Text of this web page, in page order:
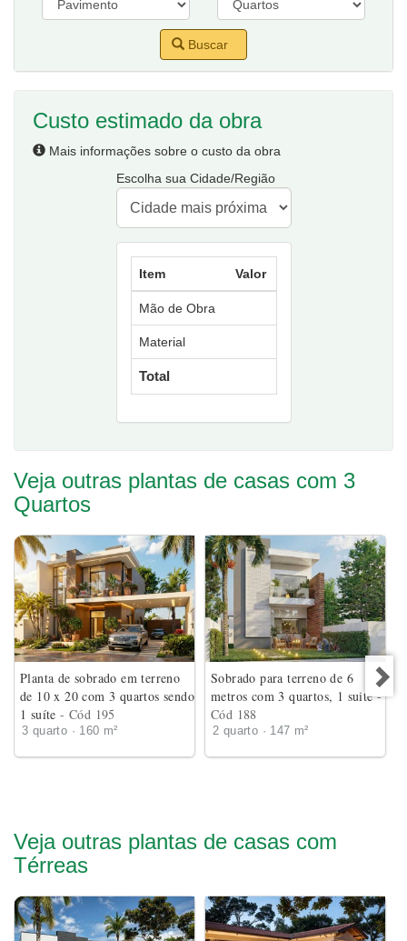
Buscar
Custo estimado da obra
Mais informações sobre o custo da obra
Escolha sua Cidade/Região
Item Valor
Mão de Obra
Material
Total
Veja outras plantas de casas com 3
Quartos
Planta de sobrado em terreno
de 10 x 20 com 3 quartos sendo
1 suíte- Cód 195
3 quarto · 160 m²
Sobrado para terreno de 6
metros com 3 quartos, 1 suite-
Cód 188
2 quarto · 147 m²
Veja outras plantas de casas com
Térreas